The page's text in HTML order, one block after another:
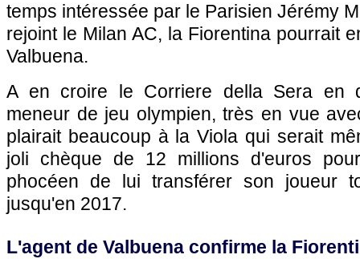
temps intéressée par le Parisien Jérémy
rejoint le Milan AC, la Fiorentina pourrait
Valbuena.
A en croire le Corriere della Sera en
meneur de jeu olympien, très en vue
plairait beaucoup à la Viola qui serait
joli chèque de 12 millions d'euros
phocéen de lui transférer son joueur
jusqu'en 2017.
L'agent de Valbuena confirme la